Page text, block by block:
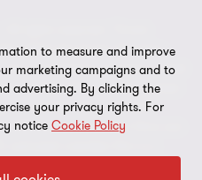
rights reserved. “Grant
which the Grant Thornton
and advisory services to their
member firms, as the context
is a member firm of Grant
GTIL and the member firms are
to measure and improve
marketing campaigns and to
advertising. By clicking the
your privacy rights. For
notice Cookie Policy